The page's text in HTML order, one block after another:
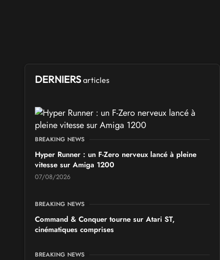
DERNIERS articles
BREAKING NEWS
Hyper Runner : un F-Zero nerveux lancé à pleine
vitesse sur Amiga 1200
07/08/2026
BREAKING NEWS
Command & Conquer tourne sur Atari ST,
cinématiques comprises
BREAKING NEWS